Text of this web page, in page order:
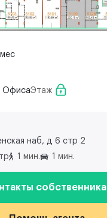
ОфисаЭтаж
наб, д 6 стр 2
1 мин. 1 мин.
собственника